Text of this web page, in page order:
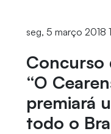
seg, 5 março 2018
Concurso
“O
premiará
todo o